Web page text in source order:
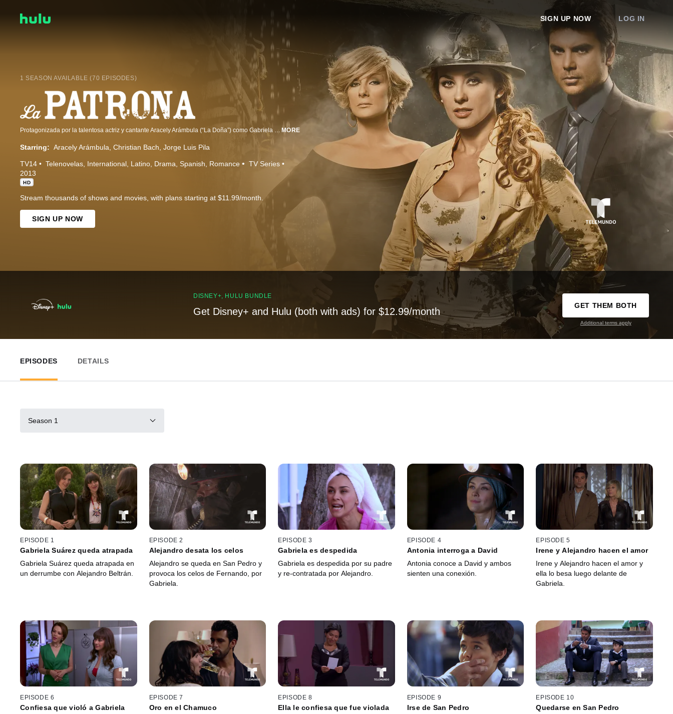
SIGN UP NOW LOG IN
1 SEASON AVAILABLE (70 EPISODES)
Protagonizada por la talentosa actriz y cantante Aracely Arámbula (“La Doña”) como Gabriela Suarez, la única mujer que trabaja como minera y se enamora con Alejandro Beltrán (Jorge Luis Pila “En Otra Piel”). Esta relación le trae muchas problemas a Gabriela, incluyendo su guerra contra Antonia Guerra (Christian Bach “La Impostora”), la dueña de las minas y madre de Alejandro. Siendo incriminada falsamente, Gabriela es encarcelada en una institución mental y separada de todo lo que ama. Ocho años después, Gabriela regresará con una nueva identidad reclamando su venganza contra todos que contribuyeron en su detención, a recuperar su hijo, a pelear por amor, y traer justicia a las minas. MORE
Starring: Aracely Arámbula Christian Bach Jorge Luis Pila
TV14 Telenovelas International Latino Drama Spanish Romance
TV Series
2013
HD
Stream thousands of shows and movies, with plans starting at $11.99/month.
SIGN UP NOW
DISNEY+, HULU BUNDLE
Get Disney+ and Hulu (both with ads) for $12.99/month
GET THEM BOTH
Additional terms apply
EPISODES DETAILS
Season 1
EPISODE 1
Gabriela Suárez queda atrapada
Gabriela Suárez queda atrapada en
un derrumbe con Alejandro Beltrán.
EPISODE 2
Alejandro desata los celos
Alejandro se queda en San Pedro y
provoca los celos de Fernando, por
Gabriela.
EPISODE 3
Gabriela es despedida
Gabriela es despedida por su padre
y re-contratada por Alejandro.
EPISODE 4
Antonia interroga a David
Antonia conoce a David y ambos
sienten una conexión.
EPISODE 5
Irene y Alejandro hacen el amor
Irene y Alejandro hacen el amor y
ella lo besa luego delante de
Gabriela.
EPISODE 6
Confiesa que violó a Gabriela
EPISODE 7
Oro en el Chamuco
EPISODE 8
Ella le confiesa que fue violada
EPISODE 9
Irse de San Pedro
EPISODE 10
Quedarse en San Pedro